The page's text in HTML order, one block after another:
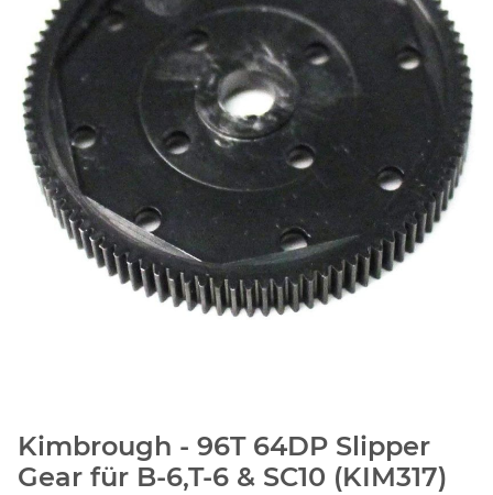
Kimbrough - 96T 64DP Slipper
Gear für B-6,T-6 & SC10 (KIM317)